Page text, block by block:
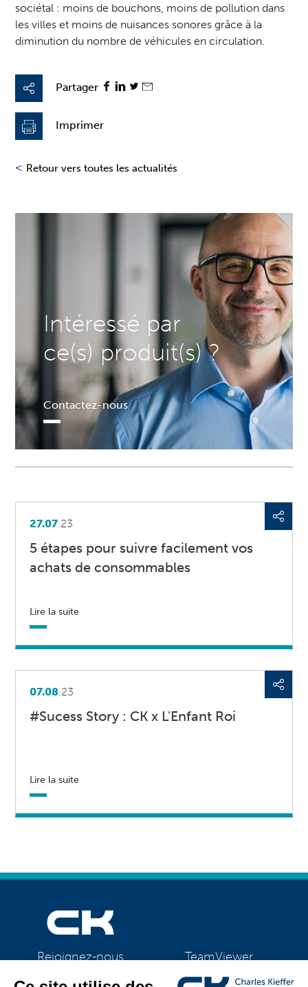
Partager
Imprimer
< Retour vers toutes les actualités
Intéressé par
ce(s) produit(s) ?
Contactez-nous
sociétal : moins de bouchons, moins de pollution dans
les villes et moins de nuisances sonores grâce à la
diminution du nombre de véhicules en circulation.
27.07 .23
5 étapes pour suivre facilement vos
achats de consommables
Lire la suite
07.08.23
#Sucess Story : CK x L'Enfant Roi
Lire la suite
Rejoignez-nous TeamViewer
CK Support Mac / PC